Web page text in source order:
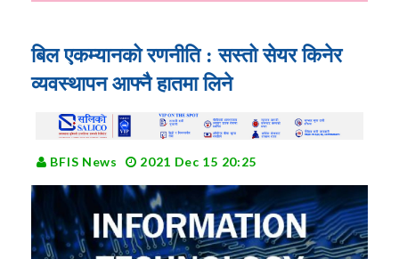
बिल एकम्यानको रणनीति : सस्तो सेयर किनेर
व्यवस्थापन आफ्नै हातमा लिने
BFIS News 2021 Dec 15 20:25